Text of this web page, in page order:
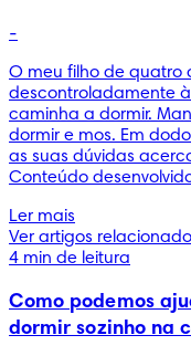
-
O meu filho de quatro
descontroladamente
caminha a dormir.
dormir e mos. Em
as suas dúvidas
Conteúdo
Ler mais
Ver artigos
4 min de leitura
Como podemos
dormir sozinho na